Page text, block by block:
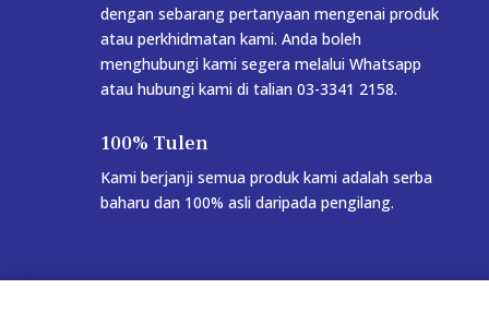
dengan sebarang pertanyaan mengenai produk
atau perkhidmatan kami. Anda boleh
menghubungi kami segera melalui Whatsapp
atau hubungi kami di talian 03-3341 2158.
100% Tulen
Kami berjanji semua produk kami adalah serba
baharu dan 100% asli daripada pengilang.